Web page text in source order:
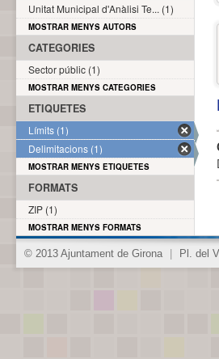
Unitat Municipal d'Anàlisi Te... (1)
MOSTRAR MENYS AUTORS
CATEGORIES
Sector públic (1)
MOSTRAR MENYS CATEGORIES
ETIQUETES
Límits (1)
Delimitacions (1)
MOSTRAR MENYS ETIQUETES
FORMATS
ZIP (1)
MOSTRAR MENYS FORMATS
© 2013 Ajuntament de Girona Pl. del